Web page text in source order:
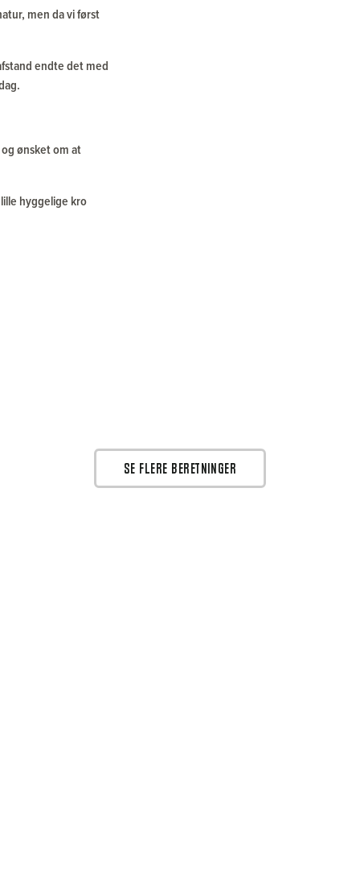
men da vi først
endte det med
ønsket om at
hyggelige kro
SE FLERE BERETNINGER